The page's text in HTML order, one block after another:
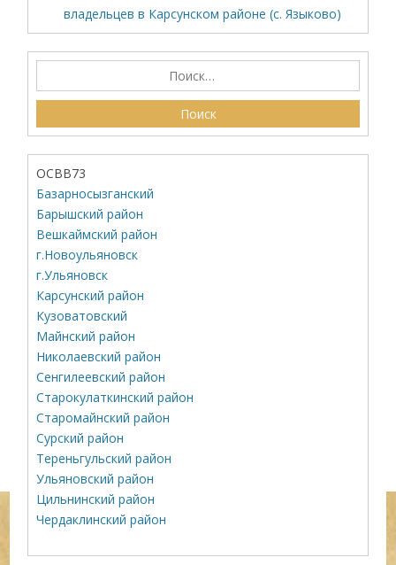
владельцев в Карсунском районе (с. Языково)
ОСВВ73
Базарносызганский
Барышский район
Вешкаймский район
г.Новоульяновск
г.Ульяновск
Карсунский район
Кузоватовский
Майнский район
Николаевский район
Сенгилеевский район
Старокулаткинский район
Старомайнский район
Сурский район
Тереньгульский район
Ульяновский район
Цильнинский район
Чердаклинский район